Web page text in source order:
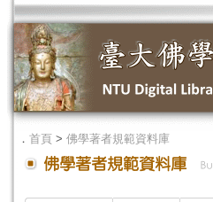
． 首頁 > 佛學著者規範資料庫